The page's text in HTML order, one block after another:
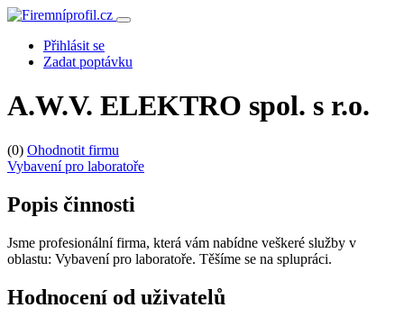
Přihlásit se
Zadat poptávku
A.W.V. ELEKTRO spol. s r.o.
(0) Ohodnotit firmu
Vybavení pro laboratoře
Popis činnosti
Jsme profesionální firma, která vám nabídne veškeré služby v
oblastu: Vybavení pro laboratoře. Těšíme se na splupráci.
Hodnocení od uživatelů